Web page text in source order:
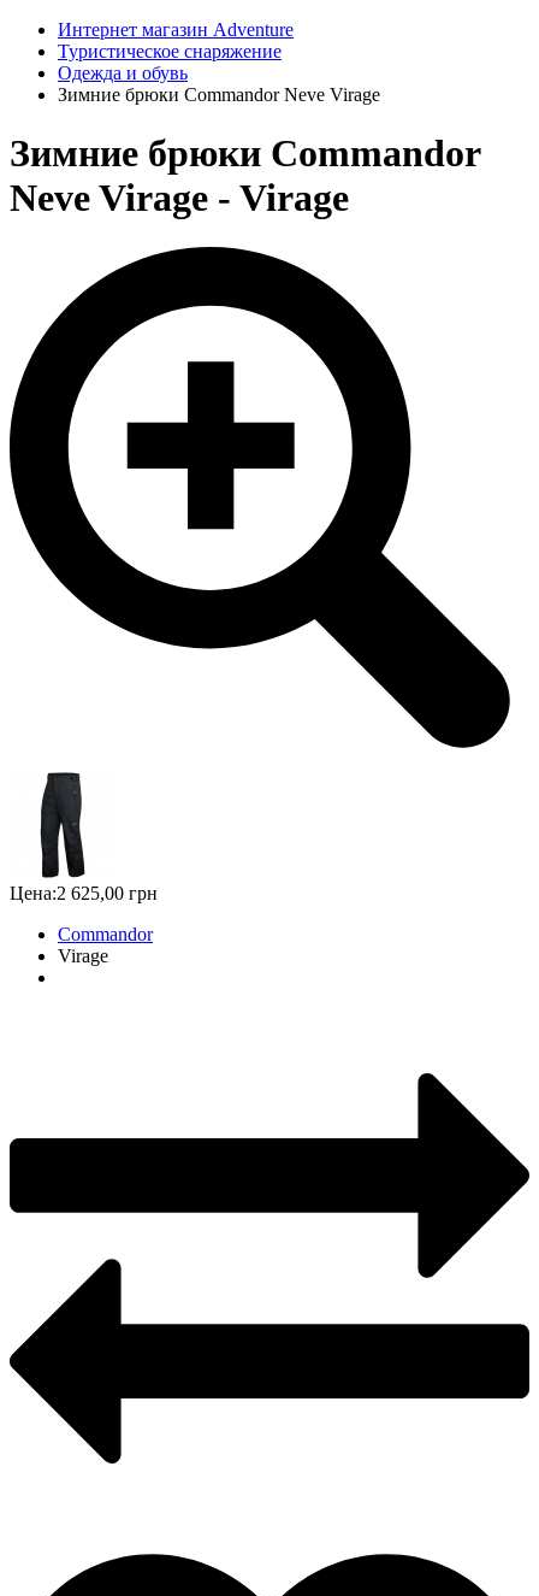
Интернет магазин Adventure
Туристическое снаряжение
Одежда и обувь
Зимние брюки Commandor Neve Virage
Зимние брюки Commandor
Neve Virage - Virage
Цена:2 625,00 грн
Commandor
Virage